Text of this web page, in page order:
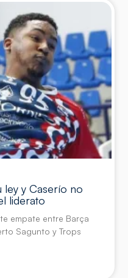
ley y Caserío no
liderato
empate entre Barça
Sagunto y Trops